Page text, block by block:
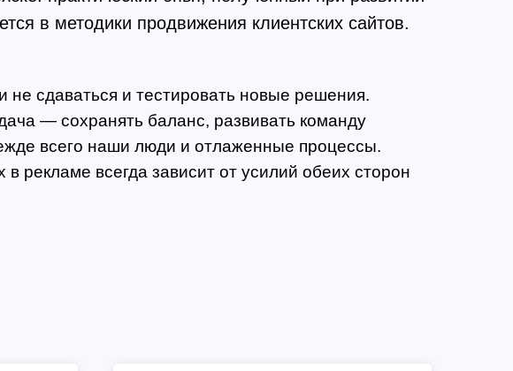
в методики продвижения клиентских сайтов.
не сдаваться и тестировать новые решения.
— сохранять баланс, развивать команду
всего наши люди и отлаженные процессы.
рекламе всегда зависит от усилий обеих сторон